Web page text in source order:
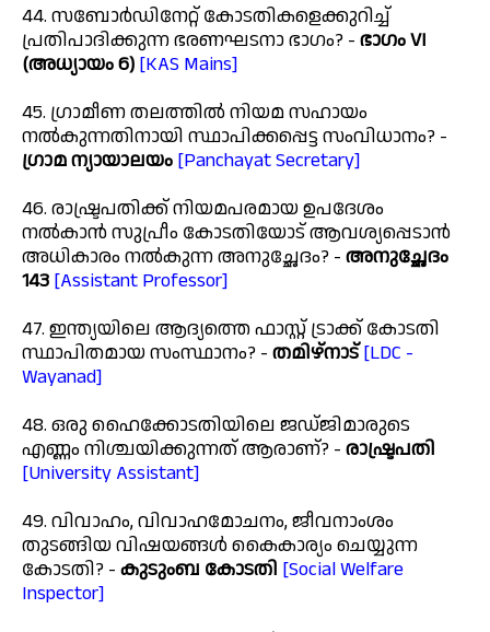
44. സബോർഡിനേറ്റ് കോടതികളെക്കുറിച്ച്
പ്രതിപാദിക്കുന്ന ഭരണഘടനാ ഭാഗം? - ഭാഗം VI
(അധ്യായം 6) [KAS Mains]
45. ഗ്രാമീണ തലത്തിൽ നിയമ സഹായം
നൽകുന്നതിനായി സ്ഥാപിക്കപ്പെട്ട സംവിധാനം? -
ഗ്രാമ ന്യായാലയം [Panchayat Secretary]
46. രാഷ്ട്രപതിക്ക് നിയമപരമായ ഉപദേശം
നൽകാൻ സുപ്രീം കോടതിയോട് ആവശ്യപ്പെടാൻ
അധികാരം നൽകുന്ന അനുച്ഛേദം? - അനുച്ഛേദം
143 [Assistant Professor]
47. ഇന്ത്യയിലെ ആദ്യത്തെ ഫാസ്റ്റ് ട്രാക്ക് കോടതി
സ്ഥാപിതമായ സംസ്ഥാനം? - തമിഴ്നാട് [LDC -
Wayanad]
48. ഒരു ഹൈക്കോടതിയിലെ ജഡ്ജിമാരുടെ
എണ്ണം നിശ്ചയിക്കുന്നത് ആരാണ്? - രാഷ്ട്രപതി
[University Assistant]
49. വിവാഹം, വിവാഹമോചനം, ജീവനാംശം
തുടങ്ങിയ വിഷയങ്ങൾ കൈകാര്യം ചെയ്യുന്ന
കോടതി? - കുടുംബ കോടതി [Social Welfare
Inspector]